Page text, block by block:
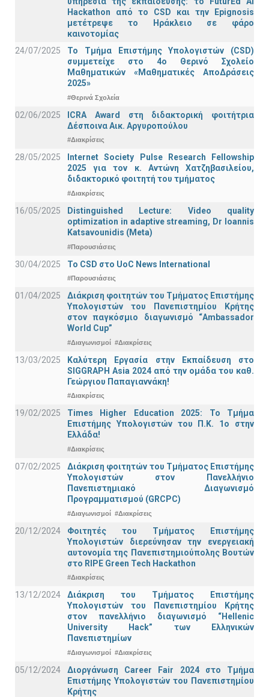
Hackathon από το CSD και την Epignosis
μετέτρεψε το Ηράκλειο σε φάρο
καινοτομίας
24/07/2025
Το Τμήμα Επιστήμης Υπολογιστών (CSD)
συμμετείχε στο 4ο Θερινό Σχολείο
Μαθηματικών «Μαθηματικές ΑποΔράσεις
2025»
#Θερινά Σχολεία
02/06/2025
ICRA Award στη διδακτορική φοιτήτρια
Δέσποινα Αικ. Αργυροπούλου
#Διακρίσεις
28/05/2025
Internet Society Pulse Research Fellowship
2025 για τον κ. Αντώνη Χατζηβασιλείου,
διδακτορικό φοιτητή του τμήματος
#Διακρίσεις
16/05/2025
Distinguished Lecture: Video quality
optimization in adaptive streaming, Dr Ioannis
Katsavounidis (Meta)
#Παρουσιάσεις
30/04/2025 To CSD στο UoC News International
#Παρουσιάσεις
01/04/2025
Διάκριση φοιτητών του Τμήματος Επιστήμης
Υπολογιστών του Πανεπιστημίου Κρήτης
στον παγκόσμιο διαγωνισμό “Ambassador
World Cup”
#Διαγωνισμοί #Διακρίσεις
13/03/2025
Καλύτερη Εργασία στην Εκπαίδευση στο
SIGGRAPH Asia 2024 από την ομάδα του καθ.
Γεώργιου Παπαγιαννάκη!
#Διακρίσεις
19/02/2025
Times Higher Education 2025: Το Τμήμα
Επιστήμης Υπολογιστών του Π.Κ. 1ο στην
Ελλάδα!
#Διακρίσεις
07/02/2025
Διάκριση φοιτητών του Τμήματος Επιστήμης
Υπολογιστών στον Πανελλήνιο
Πανεπιστημιακό Διαγωνισμό
Προγραμματισμού (GRCPC)
#Διαγωνισμοί #Διακρίσεις
20/12/2024
Φοιτητές του Τμήματος Επιστήμης
Υπολογιστών διερεύνησαν την ενεργειακή
αυτονομία της Πανεπιστημιούπολης Βουτών
στο RIPE Green Tech Hackathon
#Διακρίσεις
13/12/2024
Διάκριση του Τμήματος Επιστήμης
Υπολογιστών του Πανεπιστημίου Κρήτης
στον πανελλήνιο διαγωνισμό “Hellenic
University Hack” των Ελληνικών
Πανεπιστημίων
#Διαγωνισμοί #Διακρίσεις
05/12/2024
Διοργάνωση Career Fair 2024 στο Τμήμα
Επιστήμης Υπολογιστών του Πανεπιστημίου
Κρήτης